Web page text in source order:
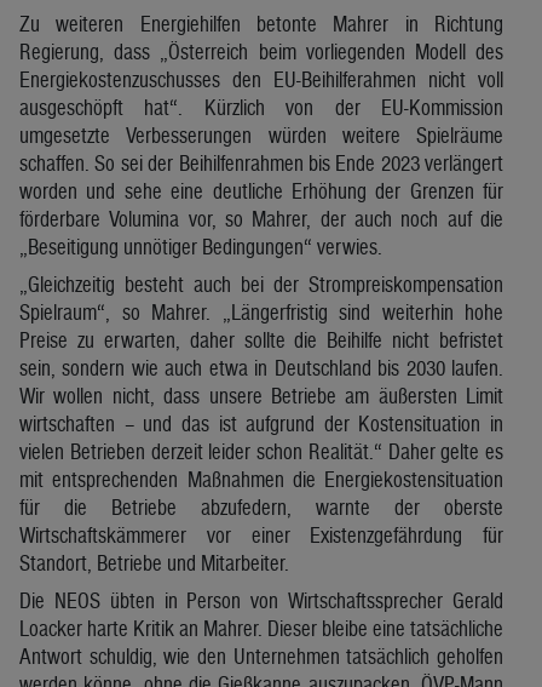
Zu weiteren Energiehilfen betonte Mahrer in Richtung
Regierung, dass „Österreich beim vorliegenden Modell des
Energiekostenzuschusses den EU-Beihilferahmen nicht voll
ausgeschöpft hat“. Kürzlich von der EU-Kommission
umgesetzte Verbesserungen würden weitere Spielräume
schaffen. So sei der Beihilfenrahmen bis Ende 2023 verlängert
worden und sehe eine deutliche Erhöhung der Grenzen für
förderbare Volumina vor, so Mahrer, der auch noch auf die
„Beseitigung unnötiger Bedingungen“ verwies.
„Gleichzeitig besteht auch bei der Strompreiskompensation
Spielraum“, so Mahrer. „Längerfristig sind weiterhin hohe
Preise zu erwarten, daher sollte die Beihilfe nicht befristet
sein, sondern wie auch etwa in Deutschland bis 2030 laufen.
Wir wollen nicht, dass unsere Betriebe am äußersten Limit
wirtschaften – und das ist aufgrund der Kostensituation in
vielen Betrieben derzeit leider schon Realität.“ Daher gelte es
mit entsprechenden Maßnahmen die Energiekostensituation
für die Betriebe abzufedern, warnte der oberste
Wirtschaftskämmerer vor einer Existenzgefährdung für
Standort, Betriebe und Mitarbeiter.
Die NEOS übten in Person von Wirtschaftssprecher Gerald
Loacker harte Kritik an Mahrer. Dieser bleibe eine tatsächliche
Antwort schuldig, wie den Unternehmen tatsächlich geholfen